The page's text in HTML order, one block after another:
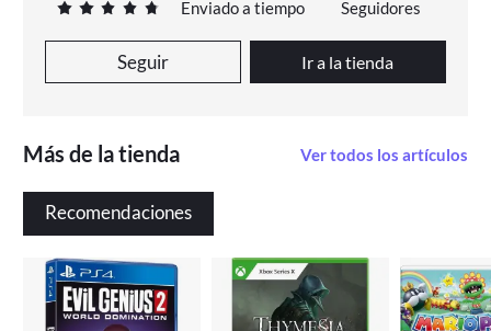
Enviado a tiempo Seguidores
Seguir Ir a la tienda
Más de la tienda Ver todos los artículos
Recomendaciones